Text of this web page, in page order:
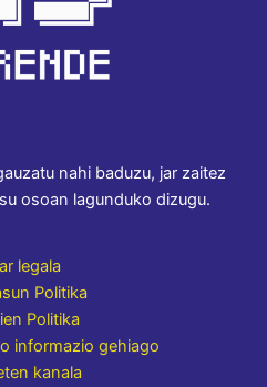
nahi baduzu, jar zaitez
osoan lagunduko dizugu.
legala
Politika
Politika
informazio gehiago
kanala